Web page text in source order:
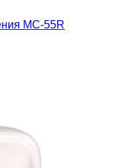
MC-55R